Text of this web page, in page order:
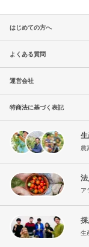
はじめての方へ
よくある質問
運営会社
特商法に基づく表記
農
ア
採
生